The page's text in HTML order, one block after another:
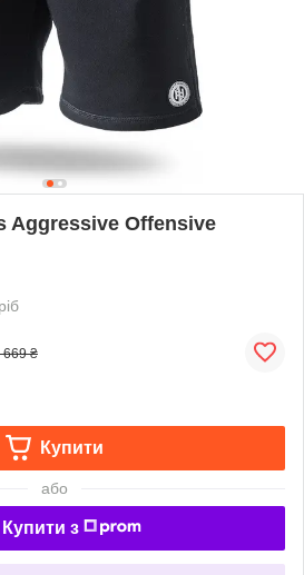
Aggressive Offensive
669 ₴
Купити
або
Купити з